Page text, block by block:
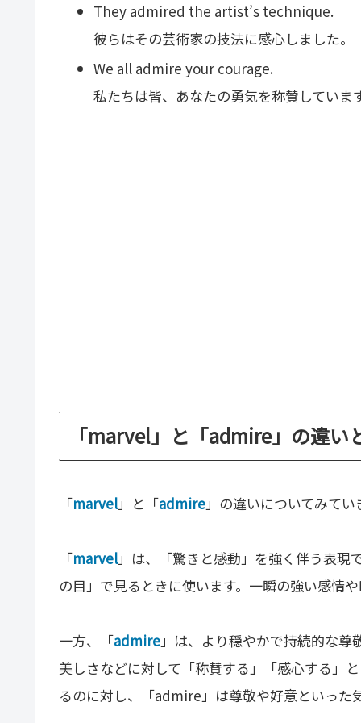
They admired the artist’s technique.
彼らはその芸術家の技法に感心しました。
We all admire your courage.
私たちは皆、あなたの勇気を称賛していま
「marvel」と「admire」の違い
「marvel」と「admire」の違いについてみて
「marvel」は、「驚きと感動」を強く伴う表現
の目」で見るときに使います。一瞬の強い感情
一方、「admire」は、より穏やかで持続的な
美しさなどに対して「称賛する」「感心する」
るのに対し、「admire」は尊敬や好意といった